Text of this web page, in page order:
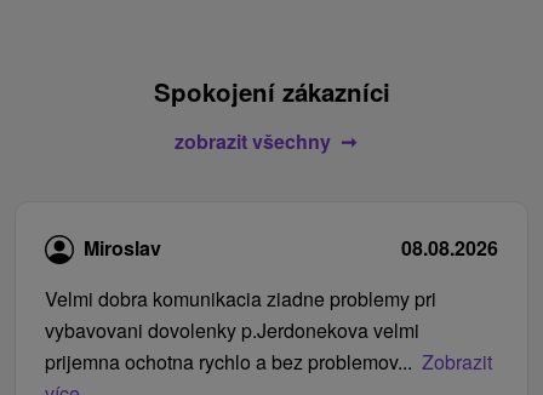
Spokojení zákazníci
zobrazit všechny
Miroslav
08.08.2026
Velmi dobra komunikacia ziadne problemy pri
vybavovani dovolenky p.Jerdonekova velmi
prijemna ochotna rychlo a bez problemov... Zobrazit